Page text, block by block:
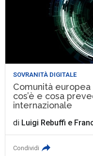
SOVRANITÀ DIGITALE
Comunità
cos’è e cosa
internazionale
di Luigi Rebuffi e
Condividi